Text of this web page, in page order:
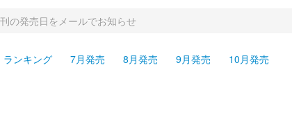
の発売日をメールでお知らせ
ランキング 7月発売 8月発売 9月発売 10月発売